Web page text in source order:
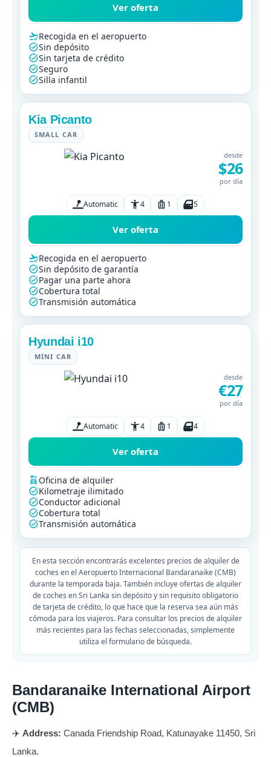
Ver oferta
Recogida en el aeropuerto
Sin depósito
Sin tarjeta de crédito
Seguro
Silla infantil
Kia Picanto
SMALL CAR
desde
$26
por día
Automatic 4 1 5
Ver oferta
Recogida en el aeropuerto
Sin depósito de garantía
Pagar una parte ahora
Cobertura total
Transmisión automática
Hyundai i10
MINI CAR
desde
€27
por día
Automatic 4 1 4
Ver oferta
Oficina de alquiler
Kilometraje ilimitado
Conductor adicional
Cobertura total
Transmisión automática
En esta sección encontrarás excelentes precios de alquiler de
coches en el Aeropuerto Internacional Bandaranaike (CMB)
durante la temporada baja. También incluye ofertas de alquiler
de coches en Sri Lanka sin depósito y sin requisito obligatorio
de tarjeta de crédito, lo que hace que la reserva sea aún más
cómoda para los viajeros. Para consultar los precios de alquiler
más recientes para las fechas seleccionadas, simplemente
utiliza el formulario de búsqueda.
Bandaranaike International Airport
(CMB)
✈️ Address: Canada Friendship Road, Katunayake 11450, Sri
Lanka.